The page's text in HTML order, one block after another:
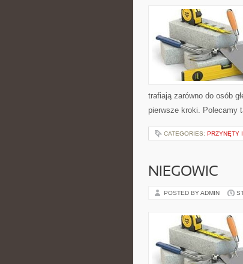
trafiają zarówno do osób
pierwsze kroki. Polecamy
CATEGORIES: PRZYNĘTY
NIEGOWIC
POSTED BY ADMIN